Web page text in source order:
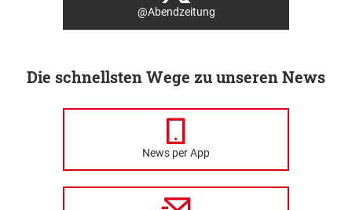
@Abendzeitung
Die schnellsten Wege zu unseren News
News per App